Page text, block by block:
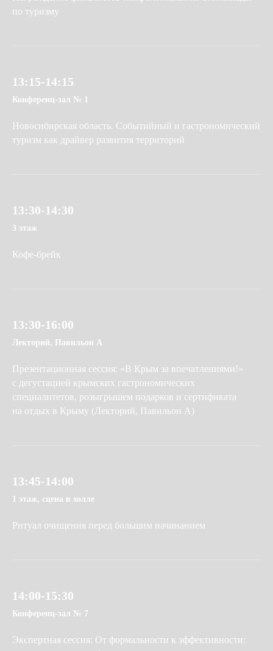
по туризму
13:15-14:15
Конференц-зал № 1
Новосибирская область. Событийный и гастрономический
туризм как драйвер развития территорий
13:30-14:30
3 этаж
Кофе-брейк
13:30-16:00
Лекторий, Павильон А
Презентационная сессия: «В Крым за впечатлениями!»
с дегустацией крымских гастрономических
специалитетов, розыгрышем подарков и сертификата
на отдых в Крыму (Лекторий, Павильон А)
13:45-14:00
1 этаж, сцена в холле
Ритуал очищения перед большим начинанием
14:00-15:30
Конференц-зал № 7
Экспертная сессия: От формальности к эффективности: